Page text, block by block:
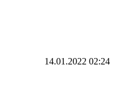
14.01.2022 02:24